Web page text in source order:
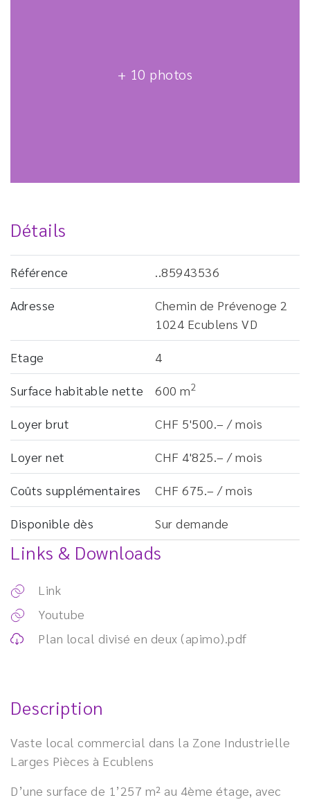
+ 10 photos
Détails
Référence ..85943536
Adresse
Chemin de Prévenoge 2
1024 Ecublens VD
Etage 4
Surface habitable nette 600 m2
Loyer brut CHF 5'500.– / mois
Loyer net CHF 4'825.– / mois
Coûts supplémentaires CHF 675.– / mois
Disponible dès Sur demande
Links & Downloads
Link
Youtube
Plan local divisé en deux (apimo).pdf
Description
Vaste local commercial dans la Zone Industrielle
Larges Pièces à Ecublens
D’une surface de 1’257 m² au 4ème étage, avec